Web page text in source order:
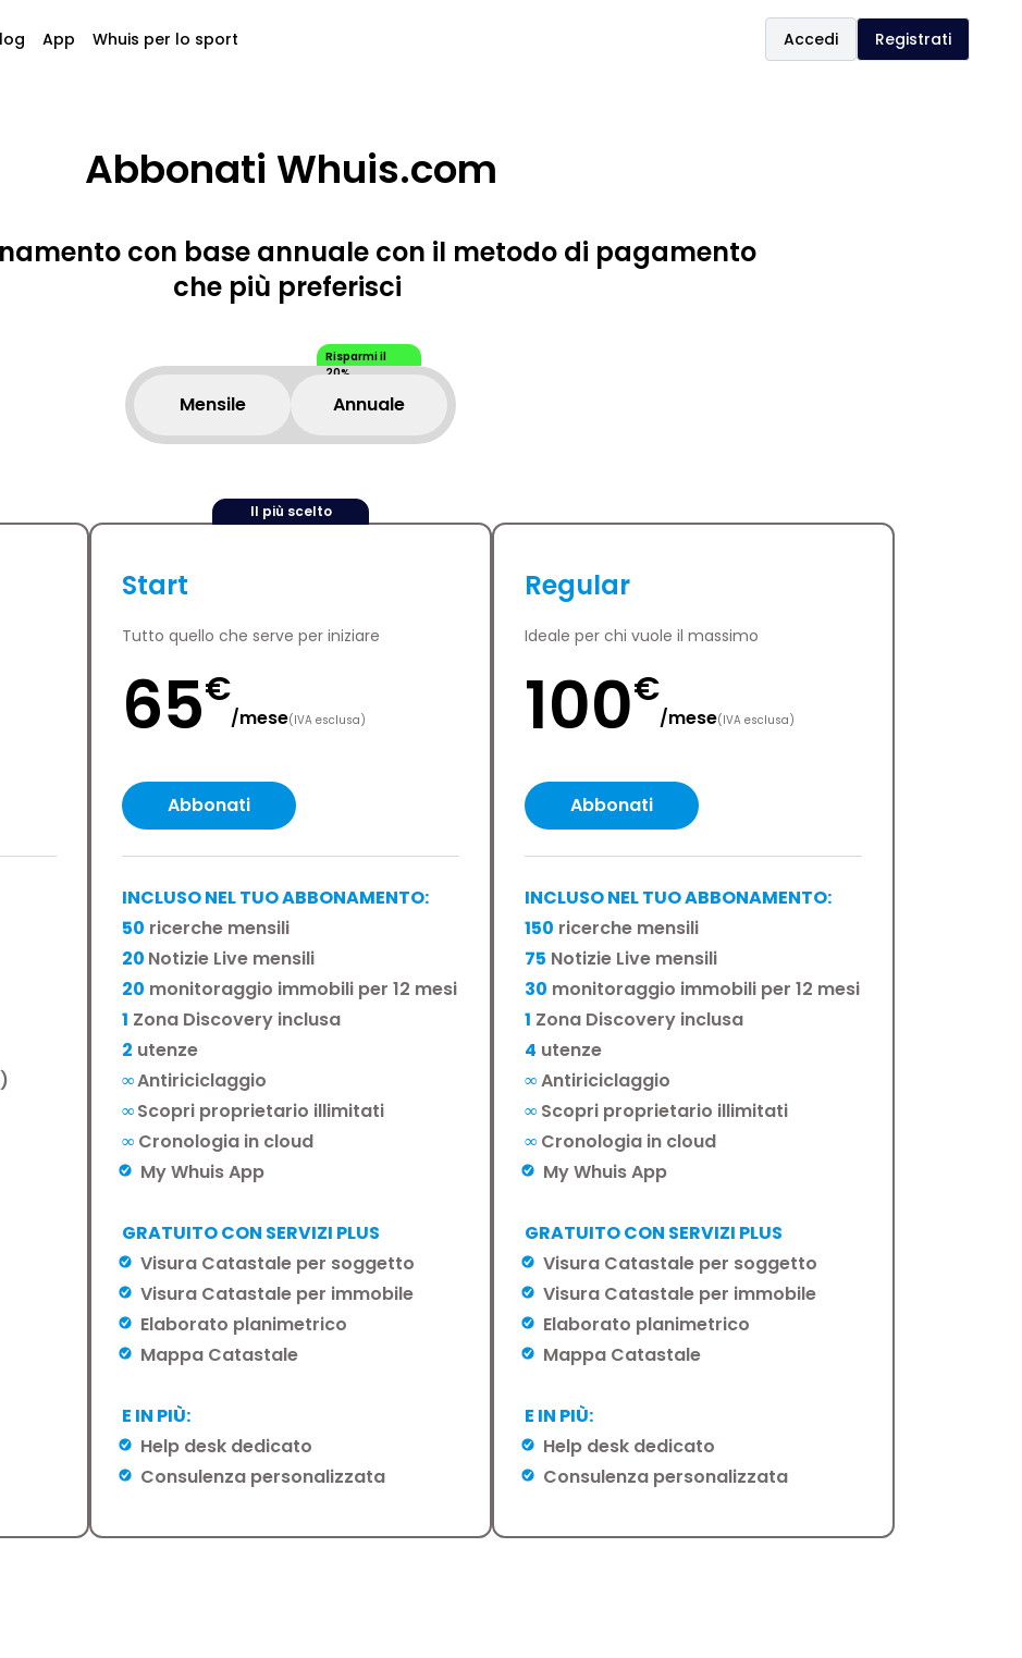
App Whuis per lo sport Accedi Registrati
Abbonati Whuis.com
con base annuale con il metodo di pagamento
che più preferisci
Risparmi il
20%
Mensile Annuale
Il più scelto
Start
Tutto quello che serve per iniziare
65€
/mese(IVA esclusa)
Abbonati
INCLUSO NEL TUO ABBONAMENTO:
50 ricerche mensili
20 Notizie Live mensili
20 monitoraggio immobili per 12 mesi
1 Zona Discovery inclusa
2 utenze
∞Antiriciclaggio
∞Scopri proprietario illimitati
∞ Cronologia in cloud
My Whuis App
GRATUITO CON SERVIZI PLUS
Visura Catastale per soggetto
Visura Catastale per immobile
Elaborato planimetrico
Mappa Catastale
E IN PIÙ:
Help desk dedicato
Consulenza personalizzata
Regular
Ideale per chi vuole il massimo
100€
/mese(IVA esclusa)
Abbonati
INCLUSO NEL TUO ABBONAMENTO:
150 ricerche mensili
75 Notizie Live mensili
30 monitoraggio immobili per 12 mesi
1 Zona Discovery inclusa
4 utenze
∞Antiriciclaggio
∞ Scopri proprietario illimitati
∞ Cronologia in cloud
My Whuis App
GRATUITO CON SERVIZI PLUS
Visura Catastale per soggetto
Visura Catastale per immobile
Elaborato planimetrico
Mappa Catastale
E IN PIÙ:
Help desk dedicato
Consulenza personalizzata